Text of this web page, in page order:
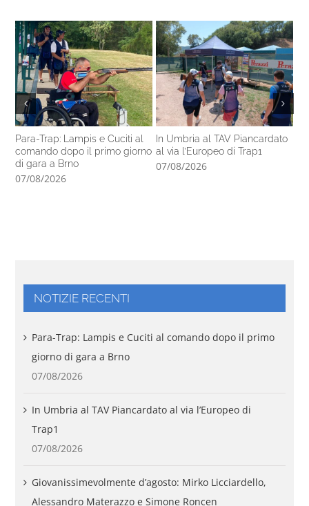
Para-Trap: Lampis e Cuciti al
comando dopo il primo giorno
di gara a Brno
07/08/2026
In Umbria al TAV Piancardato
al via l’Europeo di Trap1
07/08/2026
NOTIZIE RECENTI
Para-Trap: Lampis e Cuciti al comando dopo il primo
giorno di gara a Brno
07/08/2026
In Umbria al TAV Piancardato al via l’Europeo di
Trap1
07/08/2026
Giovanissimevolmente d’agosto: Mirko Licciardello,
Alessandro Materazzo e Simone Roncen